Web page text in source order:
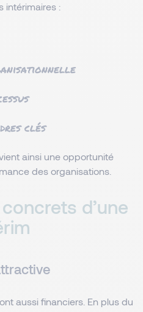
intérimaires :
clés
ainsi une opportunité
des organisations.
d’une
aussi financiers. En plus du